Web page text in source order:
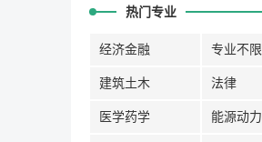
热门专业
经济金融 专业不限
建筑土木 法律
医学药学 能源动力